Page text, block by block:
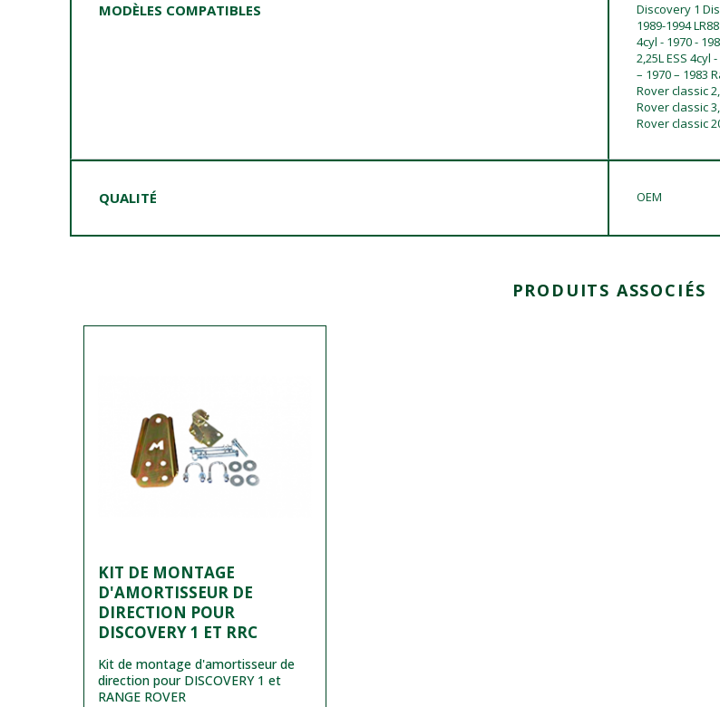
MODÈLES COMPATIBLES
Discovery 1
1989-1994
4cyl - 1970 -
2,25L ESS 4cyl
– 1970 – 1983
Rover classic
Rover classic
Rover classic
QUALITÉ OEM
PRODUITS ASSOCIÉS
KIT DE MONTAGE
D'AMORTISSEUR DE
DIRECTION POUR
DISCOVERY 1 ET RRC
Kit de montage d'amortisseur de
direction pour DISCOVERY 1 et
RANGE ROVER